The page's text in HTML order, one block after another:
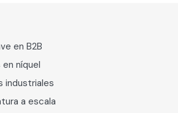
en B2B
níquel
industriales
a escala